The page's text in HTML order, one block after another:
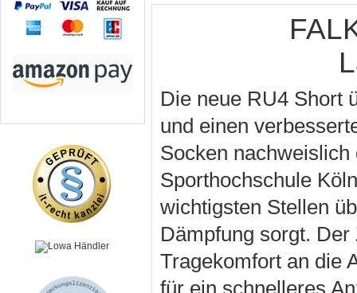
Die neue RU4 Short
und einen
Socken
Sporthochschule
wichtigsten Stellen
Dämpfung sorgt.
Tragekomfort an die